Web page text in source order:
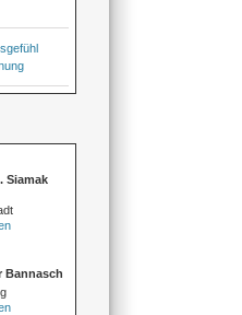
Siamak
Bannasch